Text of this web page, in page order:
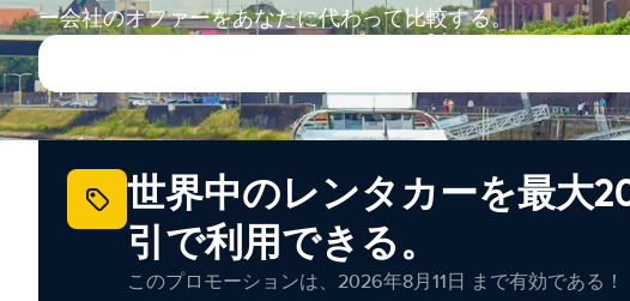
ー会社のオファーをあなたに代わって比較する。
世界中のレンタカーを最大
引で利用できる。
このプロモーションは、2026年8月11日 まで有効である！